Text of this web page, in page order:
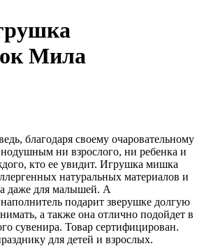
Мила
благодаря своему очаровательному
ни взрослого, ни ребенка и
кто ее увидит. Игрушка мишка
натуральных материалов и
даже для малышей. А
подарит зверушке долгую
а также она отлично подойдет в
сувенира. Товар сертифицирован.
для детей и взрослых.